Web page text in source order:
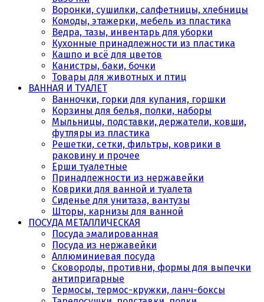
Воронки, сушилки, салфетницы, хлебницы
Комоды, этажерки, мебель из пластика
Ведра, тазы, инвентарь для уборки
Кухонные принадлежности из пластика
Кашпо и всё для цветов
Канистры, баки, бочки
Товары для животных и птиц
ВАННАЯ И ТУАЛЕТ
Ванночки, горки для купания, горшки
Корзины для белья, полки, наборы
Мыльницы, подставки, держатели, ковши,
футляры из пластика
Решетки, сетки, фильтры, коврики в
раковину и прочее
Ерши туалетные
Принадлежности из нержавейки
Коврики для ванной и туалета
Сиденье для унитаза, вантузы
Шторы, карнизы для ванной
ПОСУДА МЕТАЛЛИЧЕСКАЯ
Посуда эмалированная
Посуда из нержавейки
Аллюминиевая посуда
Сковороды, противни, формы для выпечки
антипригарные
Термосы, термос-кружки, ланч-боксы